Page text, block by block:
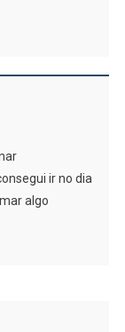
ir no dia
algo